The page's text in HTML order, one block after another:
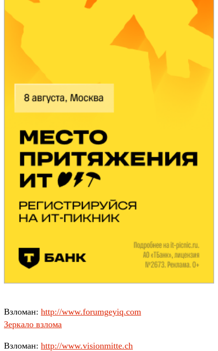
Взломан: http://www.forumgeyiq.com
Зеркало взлома
Взломан: http://www.visionmitte.ch